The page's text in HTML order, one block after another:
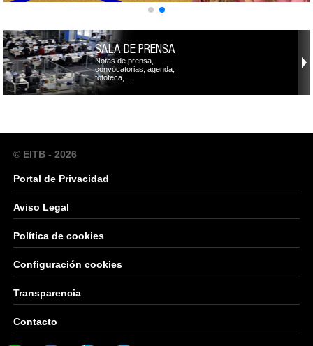
SALA DE PRENSA
Notas de prensa,
convocatorias, agenda,
fototeca,…
© EITB - 2026
Portal de Privacidad
Aviso Legal
Política de cookies
Configuración cookies
Transparencia
Contacto